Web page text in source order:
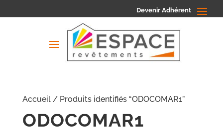
Devenir Adhérent
Accueil/ Produits identifiés “ODOCOMAR1”
ODOCOMAR1